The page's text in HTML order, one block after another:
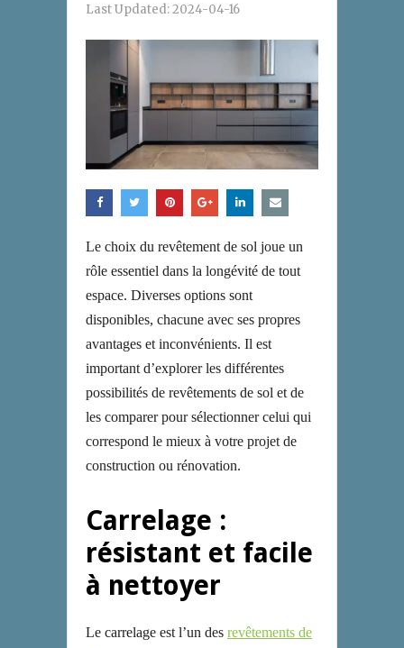
Last Updated:2024-04-16
Le choix du revêtement de sol joue un
rôle essentiel dans la longévité de tout
espace. Diverses options sont
disponibles, chacune avec ses propres
avantages et inconvénients. Il est
important d’explorer les différentes
possibilités de revêtements de sol et de
les comparer pour sélectionner celui qui
correspond le mieux à votre projet de
construction ou rénovation.
Carrelage :
résistant et facile
à nettoyer
Le carrelage est l’un des revêtements de